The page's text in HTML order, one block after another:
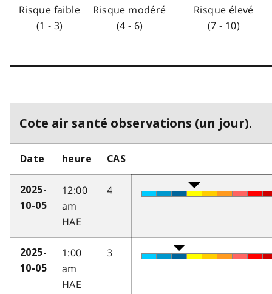
Risque faible
(1 - 3)
Risque modéré
(4 - 6)
Risque élevé
(7 - 10)
Cote air santé observations (un jour).
Date heure CAS
2025-
10-05
12:00
am
HAE
4
2025-
10-05
1:00
am
HAE
3